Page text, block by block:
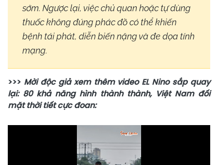
sớm. Ngược lại, việc chủ quan hoặc tự dùng
thuốc không đúng phác đồ có thể khiến
bệnh tái phát, diễn biến nặng và đe dọa tính
mạng.
>>> Mời độc giả xem thêm video EL Nino sắp quay
lại: 80 khả năng hình thành thành, Việt Nam đối
mặt thời tiết cực đoan: